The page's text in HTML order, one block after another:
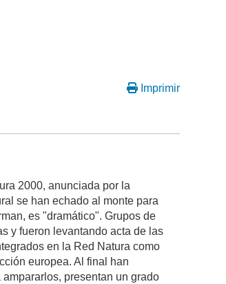
Imprimir
2000, anunciada por la
se han echado al monte para
es "dramático". Grupos de
y fueron levantando acta de las
en la Red Natura como
europea. Al final han
presentan un grado